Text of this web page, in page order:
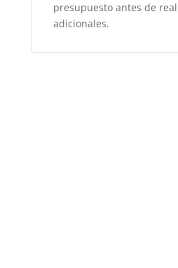
presupuesto antes de
adicionales.